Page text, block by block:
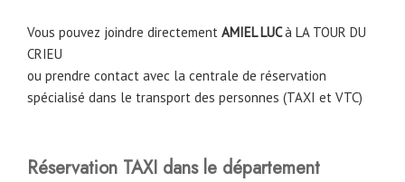
Vous pouvez joindre directement AMIEL LUCà LA TOUR DU
CRIEU
ou prendre contact avec la centrale de réservation
spécialisé dans le transport des personnes (TAXI et VTC)
Réservation TAXI dans le département